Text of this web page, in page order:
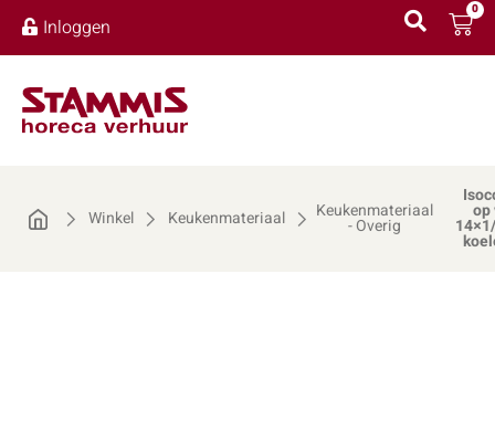
Inloggen
0
Winkel Keukenmateriaal Keukenmateriaal
- Overig
op